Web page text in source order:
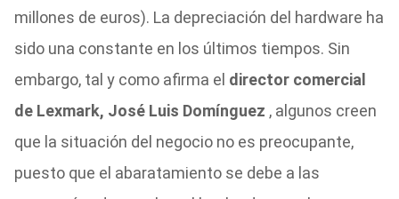
millones de euros). La depreciación del hardware ha
sido una constante en los últimos tiempos. Sin
embargo, tal y como afirma el director comercial
de Lexmark, José Luis Domínguez , algunos creen
que la situación del negocio no es preocupante,
puesto que el abaratamiento se debe a las